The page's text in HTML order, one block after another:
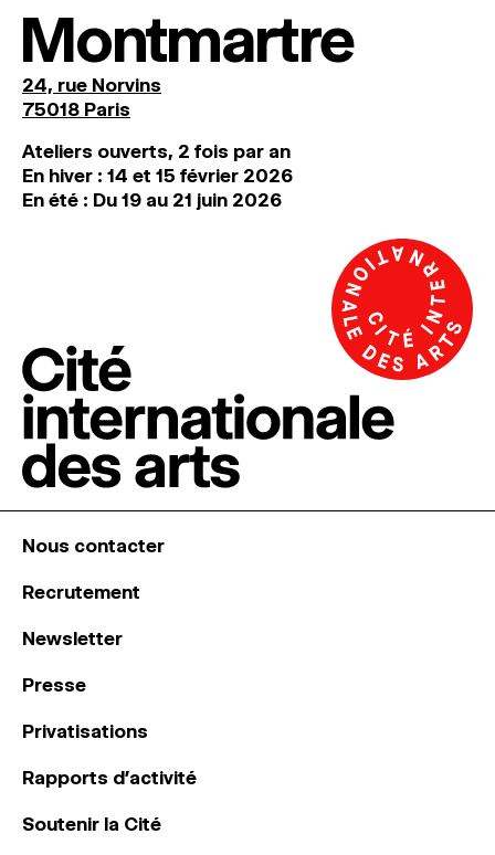
Montmartre
24, rue Norvins
75018 Paris
Ateliers ouverts, 2 fois par an
En hiver : 14 et 15 février 2026
En été : Du 19 au 21 juin 2026
Nous contacter
Recrutement
Newsletter
Presse
Privatisations
Rapports d’activité
Soutenir la Cité